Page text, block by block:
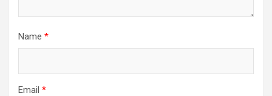
Name *
Email *